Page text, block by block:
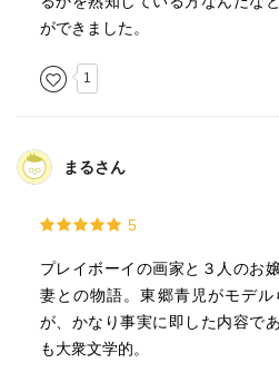
ができました。
1
まるさん
5
プレイボーイの画家と３人のお
妻との物語。東郷青児がモデ
が、かなり事実に即した内容で
も大衆文学的。